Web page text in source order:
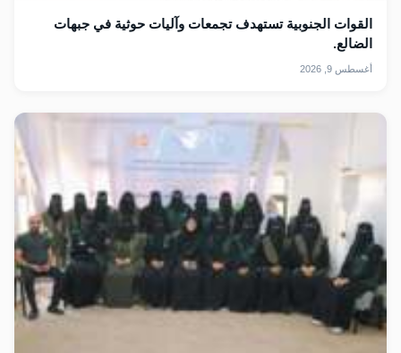
القوات الجنوبية تستهدف تجمعات وآليات حوثية في جبهات
الضالع.
أغسطس 9, 2026